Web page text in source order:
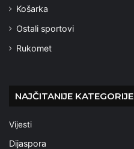
Košarka
Ostali sportovi
Rukomet
NAJČITANIJE KATEGORIJE
Vijesti
Dijaspora